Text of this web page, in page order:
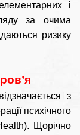
і
за очима
ризику
з
психічного
Щорічно